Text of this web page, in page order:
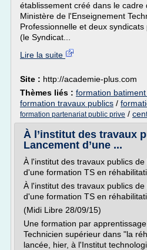
établissement créé dans le
Ministère de l'Enseignement
Professionnelle et deux
(le Syndicat...
Lire la suite
Site : http://academie-plus.com
Thèmes liés : formation
formation travaux publics /
formation partenariat public prive /
À l’institut des travaux
Lancement d’une ...
À l'institut des travaux publics
d'une formation TS en
À l'institut des travaux publics
d'une formation TS en
(Midi Libre 28/09/15)
Une formation par
Technicien supérieur dans "la
lancée, hier, à l'Institut